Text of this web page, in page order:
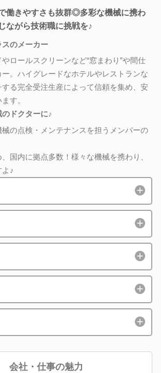
働きやすさも抜群◎多彩な機械に携わ
ながら技術職に挑戦を♪
のメーカー
ロールスクリーンなど“窓まわり”や間仕
。ハイグレードなホテルやレストランな
る完全受注生産によって信頼を集め、安
す。
ドクターに♪
の点検・メンテナンスを担うメンバーの
国内に拠点多数！様々な機械を携わり、
♪
会社・仕事の魅力